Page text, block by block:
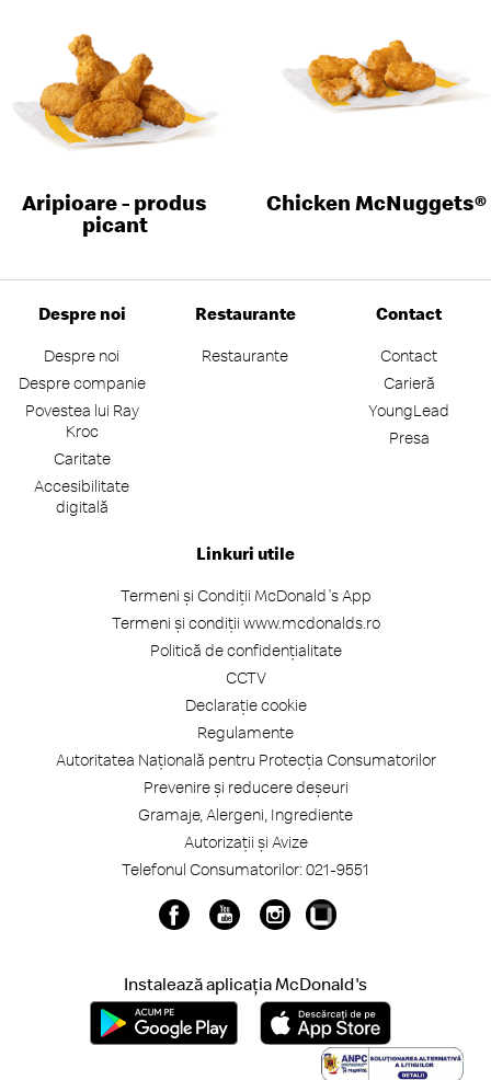
Aripioare - produs
picant
Chicken McNuggets®
Despre noi
Despre noi
Despre companie
Povestea lui Ray
Kroc
Caritate
Accesibilitate
digitală
Restaurante
Restaurante
Contact
Contact
Carieră
YoungLead
Presa
Linkuri utile
Termeni și Condiții McDonald's App
Termeni și condiții www.mcdonalds.ro
Politică de confidențialitate
CCTV
Declarație cookie
Regulamente
Autoritatea Națională pentru Protecția Consumatorilor
Prevenire și reducere deșeuri
Gramaje, Alergeni, Ingrediente
Autorizații și Avize
Telefonul Consumatorilor: 021-9551
Instalează aplicația McDonald's